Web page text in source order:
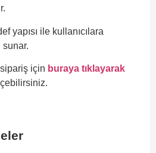
yapısı ile kullanıcılara
sunar.
için buraya tıklayarak